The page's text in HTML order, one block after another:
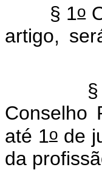
§ 1o
artigo,
Conselho
até 1ode
da